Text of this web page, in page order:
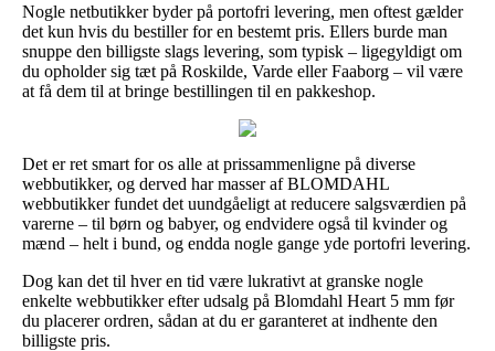
Nogle netbutikker byder på portofri levering, men oftest gælder
det kun hvis du bestiller for en bestemt pris. Ellers burde man
snuppe den billigste slags levering, som typisk – ligegyldigt om
du opholder sig tæt på Roskilde, Varde eller Faaborg – vil være
at få dem til at bringe bestillingen til en pakkeshop.
Det er ret smart for os alle at prissammenligne på diverse
webbutikker, og derved har masser af BLOMDAHL
webbutikker fundet det uundgåeligt at reducere salgsværdien på
varerne – til børn og babyer, og endvidere også til kvinder og
mænd – helt i bund, og endda nogle gange yde portofri levering.
Dog kan det til hver en tid være lukrativt at granske nogle
enkelte webbutikker efter udsalg på Blomdahl Heart 5 mm før
du placerer ordren, sådan at du er garanteret at indhente den
billigste pris.